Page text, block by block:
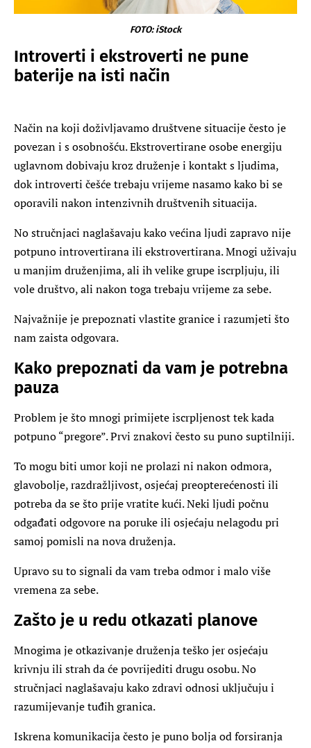
FOTO: iStock
Introverti i ekstroverti ne pune
baterije na isti način
Način na koji doživljavamo društvene situacije često je
povezan i s osobnošću. Ekstrovertirane osobe energiju
uglavnom dobivaju kroz druženje i kontakt s ljudima,
dok introverti češće trebaju vrijeme nasamo kako bi se
oporavili nakon intenzivnih društvenih situacija.
No stručnjaci naglašavaju kako većina ljudi zapravo nije
potpuno introvertirana ili ekstrovertirana. Mnogi uživaju
u manjim druženjima, ali ih velike grupe iscrpljuju, ili
vole društvo, ali nakon toga trebaju vrijeme za sebe.
Najvažnije je prepoznati vlastite granice i razumjeti što
nam zaista odgovara.
Kako prepoznati da vam je potrebna
pauza
Problem je što mnogi primijete iscrpljenost tek kada
potpuno “pregore”. Prvi znakovi često su puno suptilniji.
To mogu biti umor koji ne prolazi ni nakon odmora,
glavobolje, razdražljivost, osjećaj preopterećenosti ili
potreba da se što prije vratite kući. Neki ljudi počnu
odgađati odgovore na poruke ili osjećaju nelagodu pri
samoj pomisli na nova druženja.
Upravo su to signali da vam treba odmor i malo više
vremena za sebe.
Zašto je u redu otkazati planove
Mnogima je otkazivanje druženja teško jer osjećaju
krivnju ili strah da će povrijediti drugu osobu. No
stručnjaci naglašavaju kako zdravi odnosi uključuju i
razumijevanje tuđih granica.
Iskrena komunikacija često je puno bolja od forsiranja